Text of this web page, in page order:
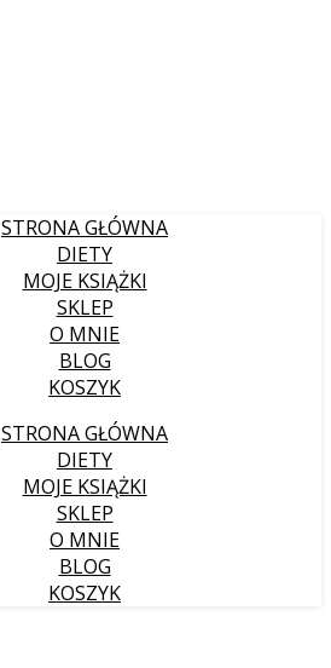
STRONA GŁÓWNA
DIETY
MOJE KSIĄŻKI
SKLEP
O MNIE
BLOG
KOSZYK
STRONA GŁÓWNA
DIETY
MOJE KSIĄŻKI
SKLEP
O MNIE
BLOG
KOSZYK